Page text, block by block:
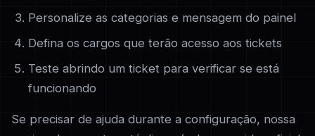
Personalize as categorias e mensagem do painel
Defina os cargos que terão acesso aos tickets
Teste abrindo um ticket para verificar se está
funcionando
Se precisar de ajuda durante a configuração, nossa